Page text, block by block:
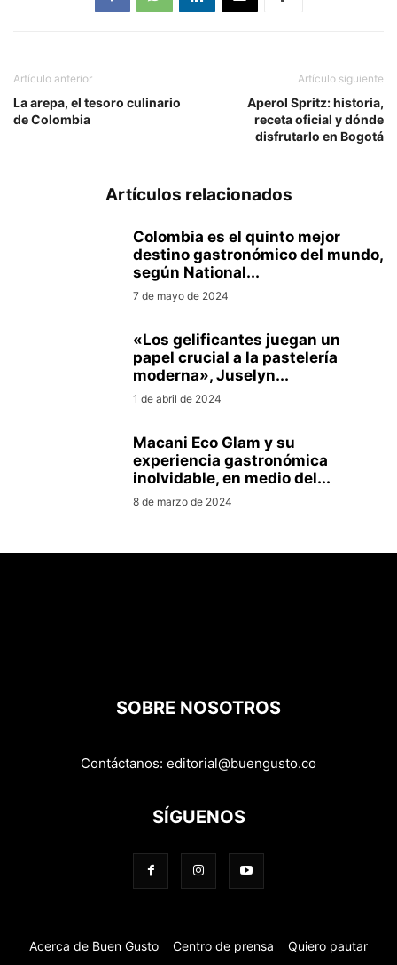
Artículo anterior
La arepa, el tesoro culinario
de Colombia
Artículo siguiente
Aperol Spritz: historia,
receta oficial y dónde
disfrutarlo en Bogotá
Artículos relacionados
Colombia es el quinto mejor
destino gastronómico del mundo,
según National...
7 de mayo de 2024
«Los gelificantes juegan un
papel crucial a la pastelería
moderna», Juselyn...
1 de abril de 2024
Macani Eco Glam y su
experiencia gastronómica
inolvidable, en medio del...
8 de marzo de 2024
SOBRE NOSOTROS
Contáctanos: editorial@buengusto.co
SÍGUENOS
Acerca de Buen Gusto Centro de prensa Quiero pautar